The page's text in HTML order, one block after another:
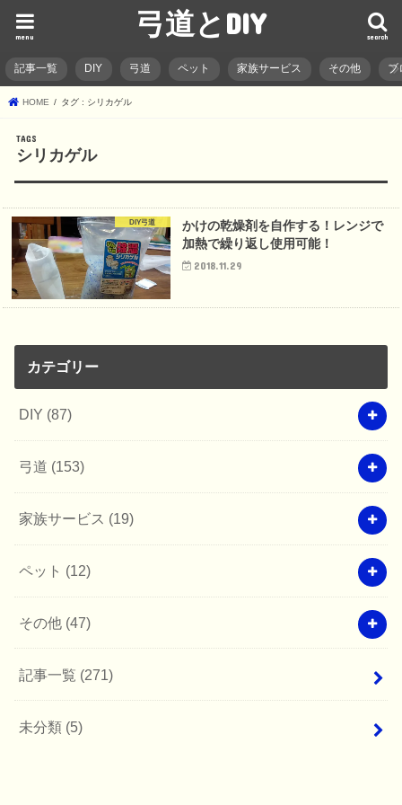
弓道とDIY search
menu
記事一覧 DIY 弓道 ペット 家族サービス その他 ブ
HOME タグ : シリカゲル
シリカゲル
DIY弓道
かけの乾燥剤を自作する！レンジで
加熱で繰り返し使用可能！
2018.11.29
カテゴリー
DIY (87)
弓道 (153)
家族サービス (19)
ペット (12)
その他 (47)
記事一覧 (271)
未分類 (5)